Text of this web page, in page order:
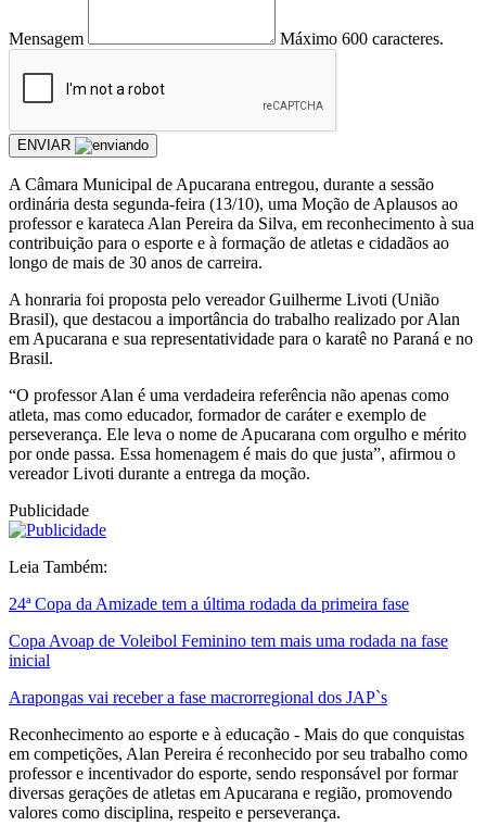
Mensagem Máximo 600 caracteres.
ENVIAR
A Câmara Municipal de Apucarana entregou, durante a sessão
ordinária desta segunda-feira (13/10), uma Moção de Aplausos ao
professor e karateca Alan Pereira da Silva, em reconhecimento à sua
contribuição para o esporte e à formação de atletas e cidadãos ao
longo de mais de 30 anos de carreira.
A honraria foi proposta pelo vereador Guilherme Livoti (União
Brasil), que destacou a importância do trabalho realizado por Alan
em Apucarana e sua representatividade para o karatê no Paraná e no
Brasil.
“O professor Alan é uma verdadeira referência não apenas como
atleta, mas como educador, formador de caráter e exemplo de
perseverança. Ele leva o nome de Apucarana com orgulho e mérito
por onde passa. Essa homenagem é mais do que justa”, afirmou o
vereador Livoti durante a entrega da moção.
Publicidade
Leia Também:
24ª Copa da Amizade tem a última rodada da primeira fase
Copa Avoap de Voleibol Feminino tem mais uma rodada na fase
inicial
Arapongas vai receber a fase macrorregional dos JAP`s
Reconhecimento ao esporte e à educação - Mais do que conquistas
em competições, Alan Pereira é reconhecido por seu trabalho como
professor e incentivador do esporte, sendo responsável por formar
diversas gerações de atletas em Apucarana e região, promovendo
valores como disciplina, respeito e perseverança.